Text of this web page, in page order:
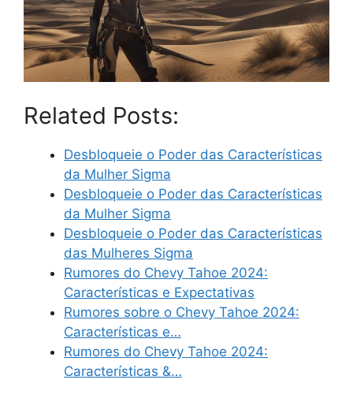
Related Posts:
Desbloqueie o Poder das Características
da Mulher Sigma
Desbloqueie o Poder das Características
da Mulher Sigma
Desbloqueie o Poder das Características
das Mulheres Sigma
Rumores do Chevy Tahoe 2024:
Características e Expectativas
Rumores sobre o Chevy Tahoe 2024:
Características e…
Rumores do Chevy Tahoe 2024:
Características &…